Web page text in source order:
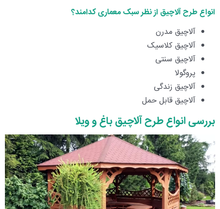
انواع طرح آلاچیق از نظر سبک معماری کدامند؟
آلاچیق مدرن
آلاچیق کلاسیک
آلاچیق سنتی
پروگولا
آلاچیق زندگی
آلاچیق قابل حمل
بررسی انواع طرح آلاچیق باغ و ویلا